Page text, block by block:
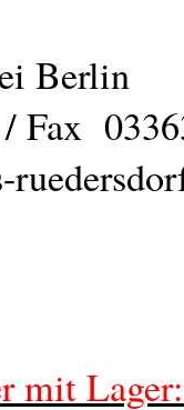
Berlin
Fax
mit